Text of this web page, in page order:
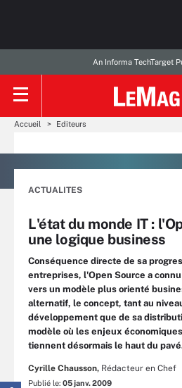
An Informa TechTarget
Accueil Editeurs
ACTUALITES
L'état du monde IT :
une logique business
Conséquence directe de sa
entreprises, l'Open Source a
vers un modèle plus orienté
alternatif, le concept, tant au
développement que de sa
modèle où les enjeux
tiennent désormais le haut du
Cyrille Chausson, Rédacteur en Chef
Publié le: 05 janv. 2009